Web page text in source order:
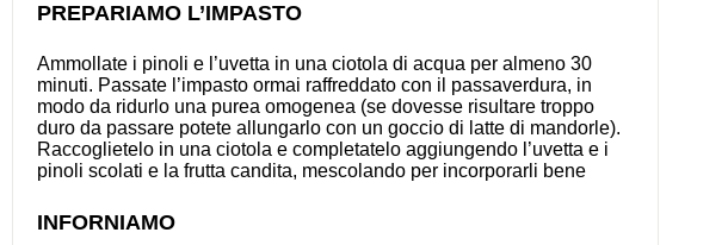
PREPARIAMO L’IMPASTO
Ammollate i pinoli e l’uvetta in una ciotola di acqua per almeno 30
minuti. Passate l’impasto ormai raffreddato con il passaverdura, in
modo da ridurlo una purea omogenea (se dovesse risultare troppo
duro da passare potete allungarlo con un goccio di latte di mandorle).
Raccoglietelo in una ciotola e completatelo aggiungendo l’uvetta e i
pinoli scolati e la frutta candita, mescolando per incorporarli bene
INFORNIAMO